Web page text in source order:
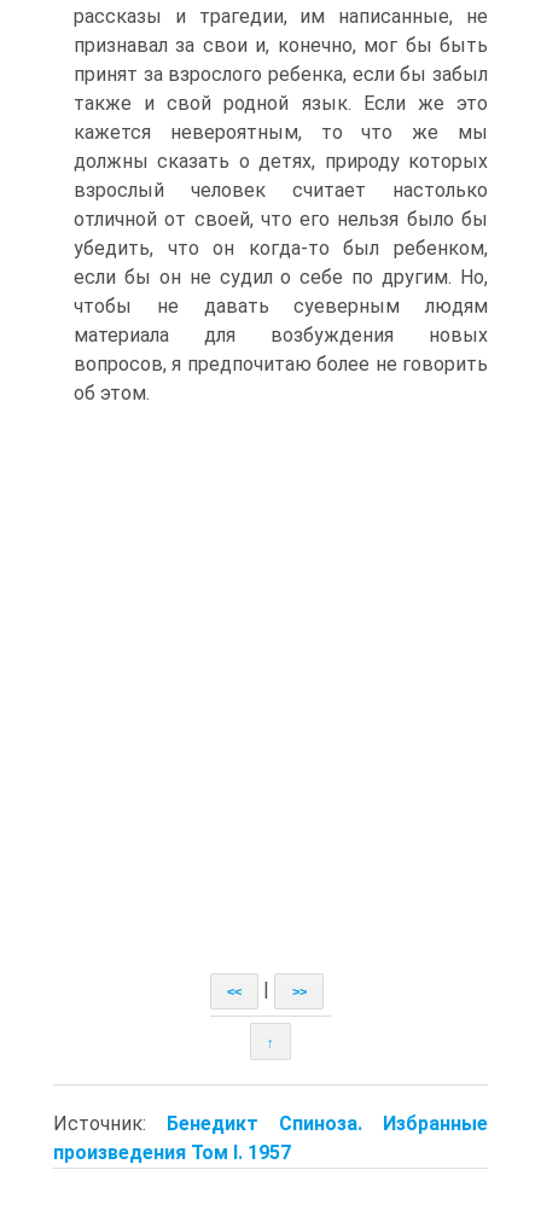
рассказы и трагедии, им написанные, не
признавал за свои и, конечно, мог бы быть
принят за взрослого ребенка, если бы забыл
также и свой родной язык. Если же это
кажется невероятным, то что же мы
должны сказать о детях, природу которых
взрослый человек считает настолько
отличной от своей, что его нельзя было бы
убедить, что он когда-то был ребенком,
если бы он не судил о себе по другим. Но,
чтобы не давать суеверным людям
материала для возбуждения новых
вопросов, я предпочитаю более не говорить
об этом.
<< >>
↑
Источник: Бенедикт Спиноза. Избранные
произведения Том I. 1957